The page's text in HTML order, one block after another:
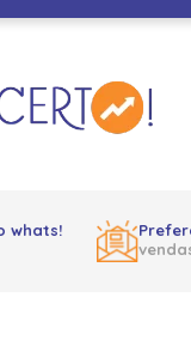
whats!